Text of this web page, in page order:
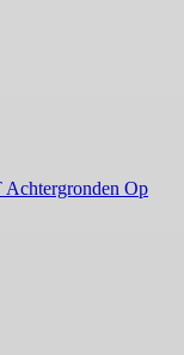
Achtergronden Op